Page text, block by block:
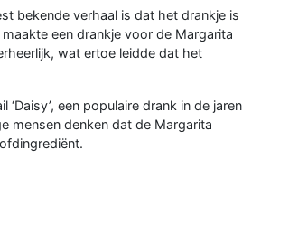
bekende verhaal is dat het drankje is
een drankje voor de Margarita
wat ertoe leidde dat het
een populaire drank in de jaren
mensen denken dat de Margarita